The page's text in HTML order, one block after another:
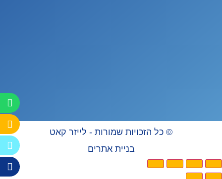
© כל הזכויות שמורות - לייזר קאט
בניית אתרים